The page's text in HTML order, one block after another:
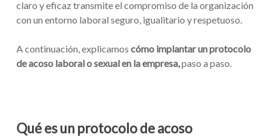
claro y eficaz transmite el compromiso de la organización
con un entorno laboral seguro, igualitario y respetuoso.
A continuación, explicamos cómo implantar un protocolo
de acoso laboral o sexual en la empresa,paso a paso.
Qué es un protocolo de acoso